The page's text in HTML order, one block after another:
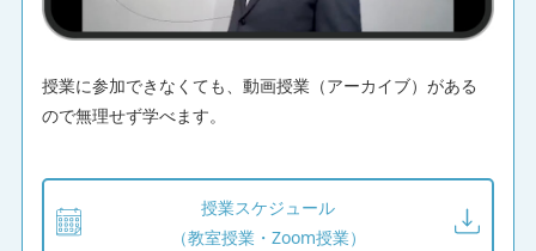
★★★★☆ 2026/07/12
vol.14 利益を守る税金マネジメント
不動産投資スクールの
授業レビューをもっと見る
授業に参加できなくても、動画授業（アーカイブ）がある
ので無理せず学べます。
授業スケジュール
（教室授業・Zoom授業）